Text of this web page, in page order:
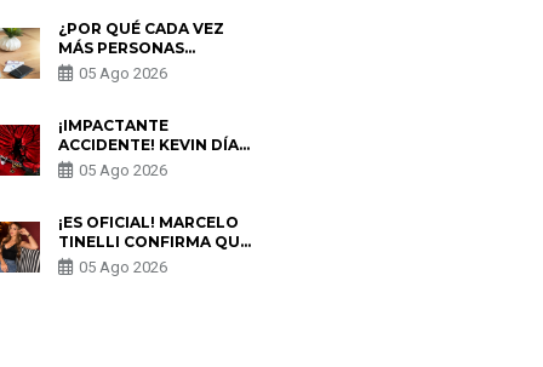
¿POR QUÉ CADA VEZ
MÁS PERSONAS
UTILIZAN UNA VPN
PARA PROTEGER SU
05 Ago 2026
¡IMPACTANTE
ACCIDENTE! KEVIN DÍAZ
CAE DESDE OCHO
METROS EN “ESTO ES
PREOCUPACIÓN
05 Ago 2026
¡ES OFICIAL! MARCELO
TINELLI CONFIRMA QUE
REGRESÓ CON MILETT
FIGUEROA: “EL AMOR
05 Ago 2026